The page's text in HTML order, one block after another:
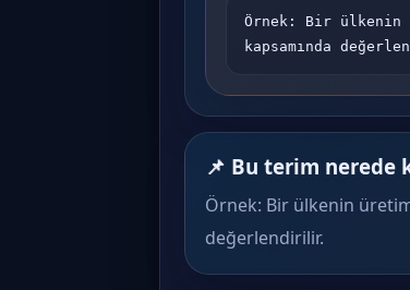
Örnek: Bir
kapsamında
📌 Bu terim nerede
Örnek: Bir ülkenin
değerlendirilir.